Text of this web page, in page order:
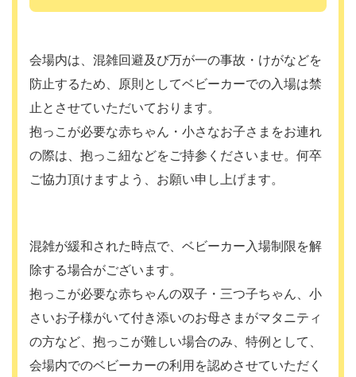
会場内は、混雑回避及び万が一の事故・けがなどを
防止するため、原則としてベビーカーでの入場は禁
止とさせていただいております。
抱っこが必要な赤ちゃん・小さなお子さまをお連れ
の際は、抱っこ紐などをご持参くださいませ。何卒
ご協力頂けますよう、お願い申し上げます。
混雑が緩和された時点で、ベビーカー入場制限を解
除する場合がございます。
抱っこが必要な赤ちゃんの双子・三つ子ちゃん、小
さいお子様がいて付き添いのお母さまがマタニティ
の方など、抱っこが難しい場合のみ、特例として、
会場内でのベビーカーの利用を認めさせていただく